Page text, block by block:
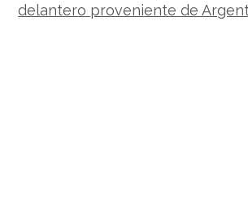
delantero proveniente de